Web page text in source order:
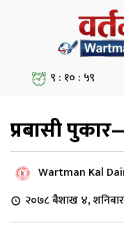
९ : ११ : ००
प्रबासी
Wartman Kal
२०७८ बैशाख ४,